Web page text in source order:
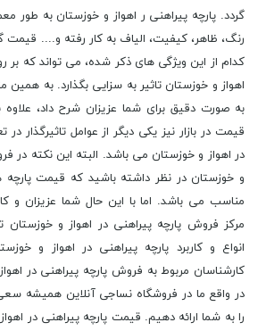
گردد. پارچه پیراهنی ر اهواز و خوزستان به طور
رنگ، ظاهر، کیفیت، الیاف به کار رفته و....
کدام از این ویژگی های ذکر شده، می تواند که بر
اهواز و خوزستان تاثیر به سزایی بگذارد. به
به صورت دقیق برای شما عزیزان شرح داد، علاوه
قیمت در بازار نیز یکی دیگر از عوامل تاثیرگذار
در اهواز و خوزستان می باشد. البته این نکته در
و خوزستان در نظر داشته باشید که قیمت پارچه
مناسب می باشد. اما با این حال شما عزیزان و
مرکز فروش پارچه پیراهنی در اهواز و خوزستان
انواع و کاربرد پارچه پیراهنی در اهواز و
کارشناسان مربوط به فروش پارچه پیراهنی در
در واقع ما در فروشگاه نساجی آنلاین همیشه
را به شما ارائه دهیم. قیمت پارچه پیراهنی در